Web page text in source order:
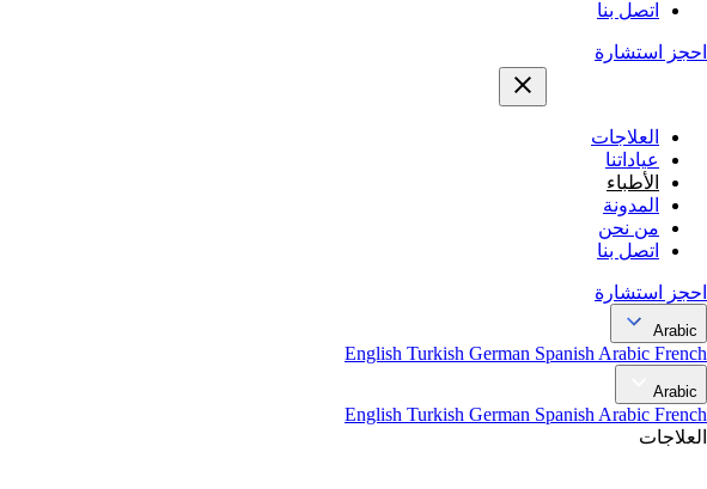
اتصل بنا
احجز استشارة
العلاجات
عياداتنا
الأطباء
المدونة
من نحن
اتصل بنا
احجز استشارة
Arabic
English Turkish German Spanish Arabic French
Arabic
English Turkish German Spanish Arabic French
العلاجات